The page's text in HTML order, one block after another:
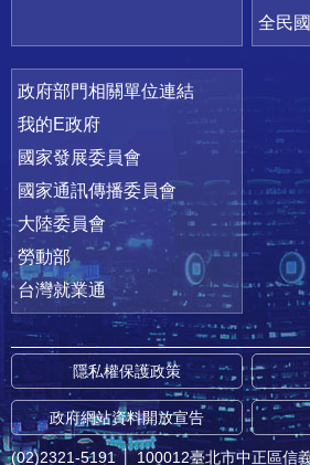
全民
政府部門相關單位連結
我的E政府
國家發展委員會
國家通訊傳播委員會
大陸委員會
勞動部
台灣就業通
隱私權保護政策
政府網站資料開放宣告
(02)2321-5191 │ 100012臺北市中正區信